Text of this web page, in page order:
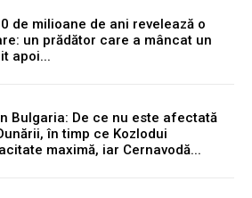
de milioane de ani revelează o
un prădător care a mâncat un
apoi...
Bulgaria: De ce nu este afectată
în timp ce Kozlodui
maximă, iar Cernavodă...